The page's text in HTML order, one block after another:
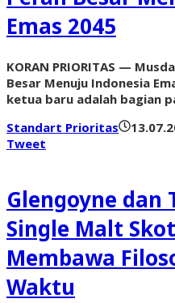
Emas 2045
KORAN PRIORITAS —
Besar Menuju Indonesia
ketua baru adalah bagian
Standart Prioritas
Tweet
Glengoyne dan
Single Malt
Membawa
Waktu